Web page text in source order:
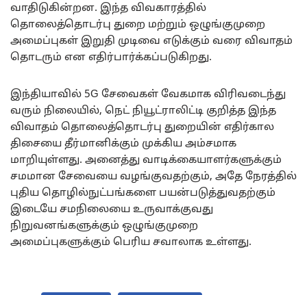
வாதிடுகின்றன. இந்த விவகாரத்தில்
தொலைத்தொடர்பு துறை மற்றும் ஒழுங்குமுறை
அமைப்புகள் இறுதி முடிவை எடுக்கும் வரை விவாதம்
தொடரும் என எதிர்பார்க்கப்படுகிறது.
இந்தியாவில் 5G சேவைகள் வேகமாக விரிவடைந்து
வரும் நிலையில், நெட் நியூட்ராலிட்டி குறித்த இந்த
விவாதம் தொலைத்தொடர்பு துறையின் எதிர்கால
திசையை தீர்மானிக்கும் முக்கிய அம்சமாக
மாறியுள்ளது. அனைத்து வாடிக்கையாளர்களுக்கும்
சமமான சேவையை வழங்குவதற்கும், அதே நேரத்தில்
புதிய தொழில்நுட்பங்களை பயன்படுத்துவதற்கும்
இடையே சமநிலையை உருவாக்குவது
நிறுவனங்களுக்கும் ஒழுங்குமுறை
அமைப்புகளுக்கும் பெரிய சவாலாக உள்ளது.